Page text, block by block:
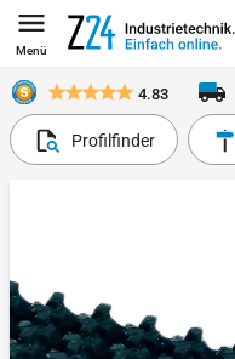
Menü
4.83
Profilfinder